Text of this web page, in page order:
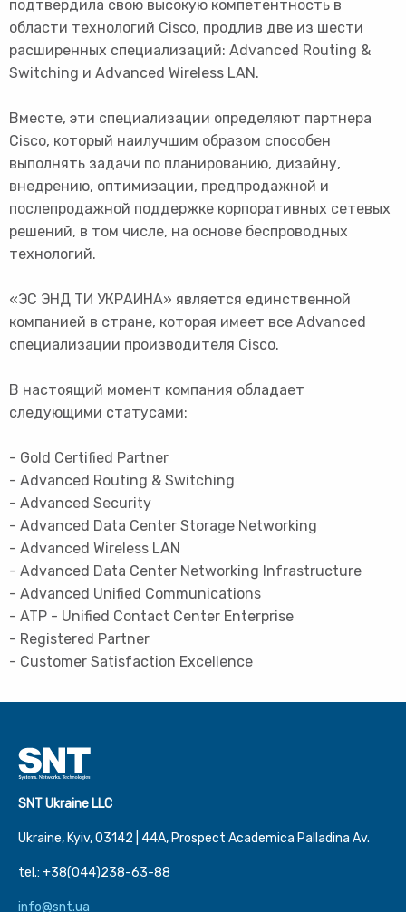
подтвердила свою высокую компетентность в
области технологий Cisco, продлив две из шести
расширенных специализаций: Advanced Routing &
Switching и Advanced Wireless LAN.
Вместе, эти специализации определяют партнера
Cisco, который наилучшим образом способен
выполнять задачи по планированию, дизайну,
внедрению, оптимизации, предпродажной и
послепродажной поддержке корпоративных сетевых
решений, в том числе, на основе беспроводных
технологий.
«ЭС ЭНД ТИ УКРАИНА» является единственной
компанией в стране, которая имеет все Advanced
специализации производителя Cisco.
В настоящий момент компания обладает
следующими статусами:
- Gold Certified Partner
- Advanced Routing & Switching
- Advanced Security
- Advanced Data Center Storage Networking
- Advanced Wireless LAN
- Advanced Data Center Networking Infrastructure
- Advanced Unified Communications
- ATP - Unified Contact Center Enterprise
- Registered Partner
- Customer Satisfaction Excellence
SNT Ukraine LLC
Ukraine, Kyiv, 03142 | 44А, Prospect Academica Palladina Av.
tel.: +38(044)238-63-88
info@snt.ua